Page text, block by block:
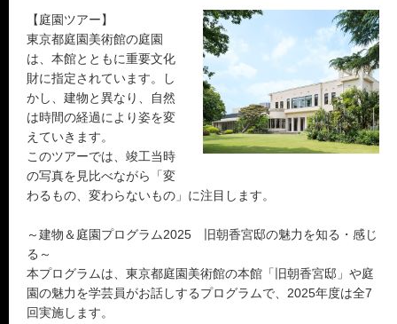
【庭園ツアー】
東京都庭園美術館の庭園
は、本館とともに重要文化
財に指定されています。し
かし、建物と異なり、自然
は時間の経過により姿を変
えていきます。
このツアーでは、竣工当時
の写真を見比べながら「変
わるもの、変わらないもの」に注目します。
～建物＆庭園プログラム2025 旧朝香宮邸の魅力を知る・感じ
る～
本プログラムは、東京都庭園美術館の本館「旧朝香宮邸」や庭
園の魅力を学芸員がお話しするプログラムで、2025年度は全7
回実施します。